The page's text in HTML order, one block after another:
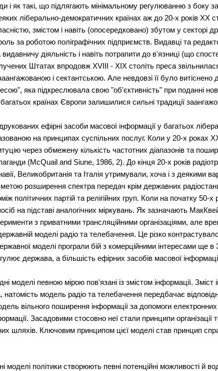
і як такі, що підлягають мінімальному регулюванню з
ліберально-демократичних країнах аж до 20-х років ХХ
змістом і навіть (опосередковано) збутом у
за роботою поліграфічних підприємств. Видавці та
видавничу діяльність і навіть потрапити до в'язниці (що
Штатах впродовж XVІІІ - XІX століть преса
і сектантською. Але невдовзі її було
яка підкреслювала свою "об'єктивність" при поданні
багатьох країнах Європи залишилися сильні традиції
ефірні засоби масової інформації у багатьох
на принципах суспільних послуг. Коли у 20-х роках
через обмежену кількість частотних діапазонів та
(McQuaіl and Sіune, 1986, 2). До кінця 20-х років
Великобританія та Італія утримували, хоча і з деякими
розширення спектра передач крім державних
політичних партій та релігійних груп. Коли на початку
на підставі аналогічних міркувань. Як зазначають
з приватними трансляційними організаціями, але
моделі радіо та телебачення. Це різко
моделі програли бій з комерційними інтересами ще
держава, а більшість ефірних засобів масової
моделі певною мірою пов'язані із змістом інформації.
модель радіо та телебачення передбачає
вільного поширення інформації за допомоги
Засадовими стосовно неї стали принципи
шляхів. Ключовим принципом цієї моделі став принцип
моделі політики створюють певні потенційні можливості